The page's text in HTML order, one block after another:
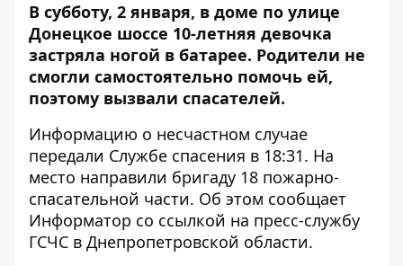
В субботу, 2 января, в доме по улице
Донецкое шоссе 10-летняя девочка
застряла ногой в батарее. Родители не
смогли самостоятельно помочь ей,
поэтому вызвали спасателей.
Информацию о несчастном случае
передали Службе спасения в 18:31. На
место направили бригаду 18 пожарно-
спасательной части. Об этом сообщает
Информатор со ссылкой на пресс-службу
ГСЧС в Днепропетровской области.